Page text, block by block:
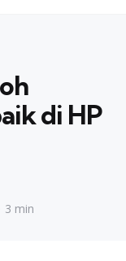
di HP
3 min